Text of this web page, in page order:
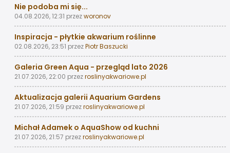
Nie podoba mi się...
04.08.2026, 12:31 przezworonov
Inspiracja - płytkie akwarium roślinne
02.08.2026, 23:51 przezPiotr Baszucki
Galeria Green Aqua - przegląd lato 2026
21.07.2026, 22:00 przezroslinyakwariowe.pl
Aktualizacja galerii Aquarium Gardens
21.07.2026, 21:59 przezroslinyakwariowe.pl
Michał Adamek o AquaShow od kuchni
21.07.2026, 21:57 przezroslinyakwariowe.pl